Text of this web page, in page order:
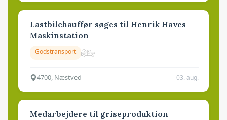
Lastbilchauffør søges til Henrik Haves
Maskinstation
Godstransport
4700, Næstved 03. aug.
Medarbejdere til griseproduktion